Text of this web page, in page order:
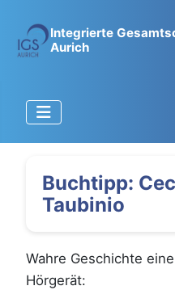
Integrierte
Aurich
Buchtipp:
Taubinio
Wahre Geschichte
Hörgerät: